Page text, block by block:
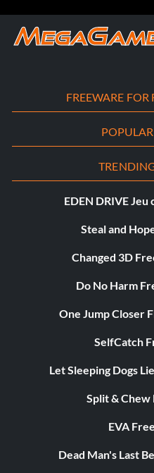
FREEWARE
EDEN DRIVE
Steal and
Changed 3D
Do No Harm
One Jump Closer
SelfCatch
Let Sleeping Dogs
Split & Chew
EVA
Dead Man's Last